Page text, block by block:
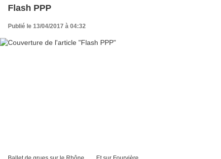
Flash PPP
Publié le 13/04/2017 à 04:32